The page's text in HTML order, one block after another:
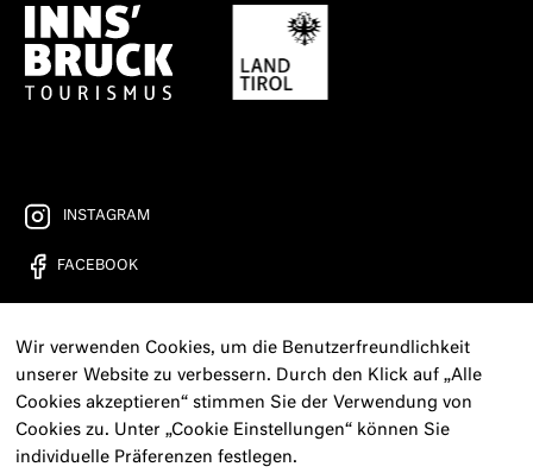
INSTAGRAM
FACEBOOK
FREIRAD RADIO
KONTAKT
PRESSE
Wir verwenden Cookies, um die Benutzerfreundlichkeit
unserer Website zu verbessern. Durch den Klick auf „Alle
Cookies akzeptieren“ stimmen Sie der Verwendung von
Cookies zu. Unter „Cookie Einstellungen“ können Sie
individuelle Präferenzen festlegen.